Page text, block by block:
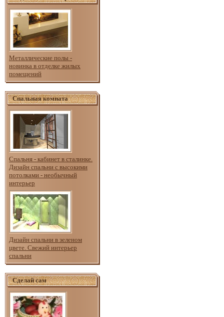
Металлические полы -
новинка в отделке жилых
помещений
Спальная комната
Спальня - кабинет в сталинке.
Дизайн спальни с высокими
потолками - необычный
интерьер
Дизайн спальни в зеленом
цвете. Свежий интерьер
спальни
Сделай сам